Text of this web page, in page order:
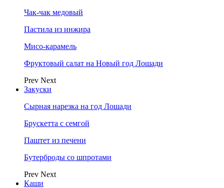
Чак-чак медовый
Пастила из инжира
Мисо-карамель
Фруктовый салат на Новый год Лошади
Prev Next
Закуски
Сырная нарезка на год Лошади
Брускетта с семгой
Паштет из печени
Бутерброды со шпротами
Prev Next
Каши